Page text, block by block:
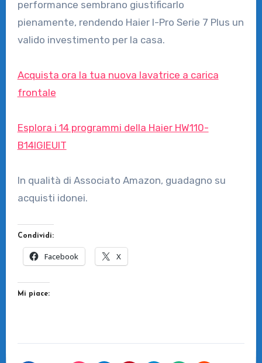
performance sembrano giustificarlo
pienamente, rendendo Haier I-Pro Serie 7 Plus un
valido investimento per la casa.
Acquista ora la tua nuova lavatrice a carica
frontale
Esplora i 14 programmi della Haier HW110-
B14IGIEUIT
In qualità di Associato Amazon, guadagno su
acquisti idonei.
Condividi:
Facebook X
Mi piace: